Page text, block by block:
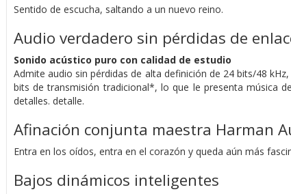
Sentido de escucha, saltando a un nuevo reino.
Audio verdadero sin pérdidas de
Sonido acústico puro con calidad de estudio
Admite audio sin pérdidas de alta definición de 24 bits/48
bits de transmisión tradicional*, lo que le presentamúsica
detalles. detalle.
Afinación conjunta maestra Harman
Entra en los oídos, entra en el corazón y queda aún más
Bajos dinámicos inteligentes